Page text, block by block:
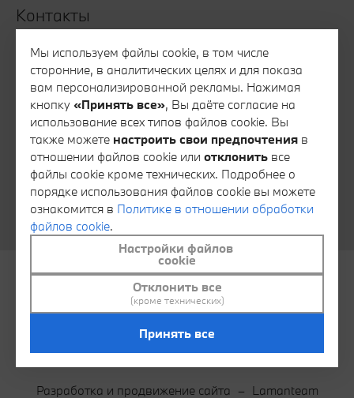
Контакты
Все контакты
Запись на тест-драйв
Запись на сервис
Консультация специалиста финансового сервиса
Консультация специалиста отдела запасных частей
Тайный покупатель
Обратная связь
© АВТОИДЕЯ 2026 Контакты
Политика в отношении обработки файлов cookie
Разработка и продвижение сайта – Lamanteam
Мы используем файлы cookie, в том числе
сторонние, в аналитических целях и для показа
вам персонализированной рекламы. Нажимая
кнопку «Принять все», Вы даёте согласие на
использование всех типов файлов cookie. Вы
также можете настроить свои предпочтения в
отношении файлов cookie или отклонить все
файлы cookie кроме технических. Подробнее о
порядке использования файлов cookie вы можете
ознакомится в Политике в отношении обработки
файлов cookie.
Настройки файлов
cookie
Отклонить все
(кроме технических)
Принять все